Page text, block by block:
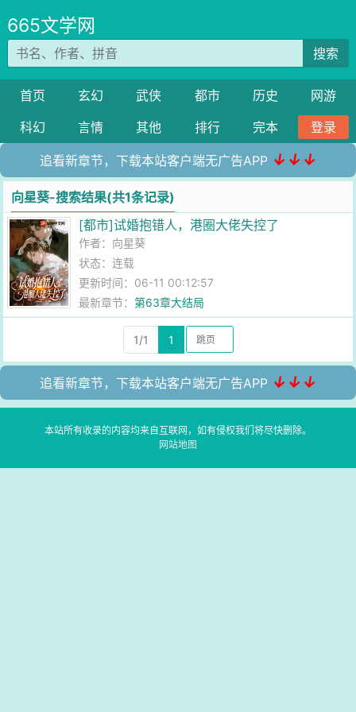
665文学网
搜索
首页 玄幻 武侠 都市 历史
网游
科幻
言情 其他 排行 完本 登录
追看新章节，下载本站客户端无广告APP ↓↓↓
向星葵-搜索结果(共1条记录)
[都市]试婚抱错人，港圈大佬失控了
作者： 向星葵
状态：连载
更新时间：06-11 00:12:57
最新章节：第63章大结局
1/1 1
追看新章节，下载本站客户端无广告APP ↓↓↓
本站所有收录的内容均来自互联网，如有侵权我们将尽快删除。
网站地图